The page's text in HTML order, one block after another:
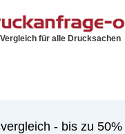
für alle Drucksachen
- bis zu 50%